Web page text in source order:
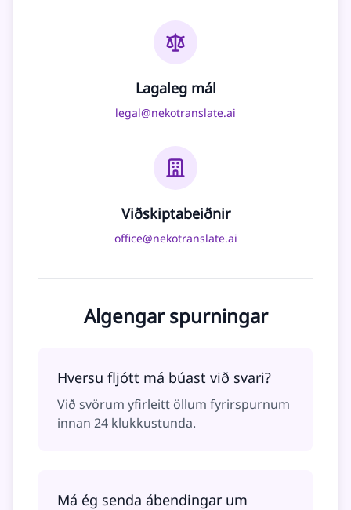
Lagaleg mál
legal@nekotranslate.ai
Viðskiptabeiðnir
office@nekotranslate.ai
Algengar spurningar
Hversu fljótt má búast við svari?
Við svörum yfirleitt öllum fyrirspurnum
innan 24 klukkustunda.
Má ég senda ábendingar um